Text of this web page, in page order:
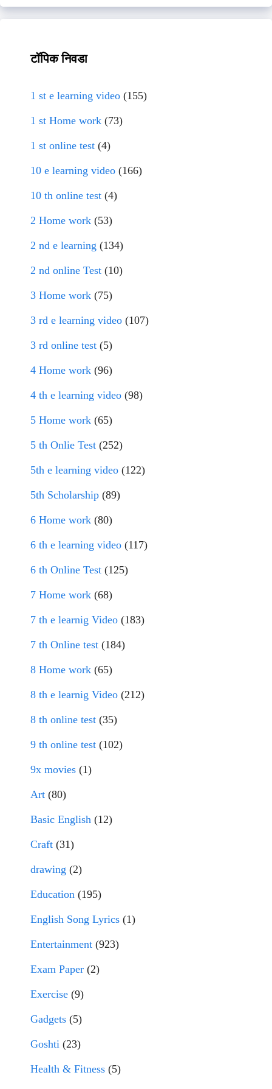
टॉपिक निवडा
1 st e learning video (155)
1 st Home work (73)
1 st online test (4)
10 e learning video (166)
10 th online test (4)
2 Home work (53)
2 nd e learning (134)
2 nd online Test (10)
3 Home work (75)
3 rd e learning video (107)
3 rd online test (5)
4 Home work (96)
4 th e learning video (98)
5 Home work (65)
5 th Onlie Test (252)
5th e learning video (122)
5th Scholarship (89)
6 Home work (80)
6 th e learning video (117)
6 th Online Test (125)
7 Home work (68)
7 th e learnig Video (183)
7 th Online test (184)
8 Home work (65)
8 th e learnig Video (212)
8 th online test (35)
9 th online test (102)
9x movies (1)
Art (80)
Basic English (12)
Craft (31)
drawing (2)
Education (195)
English Song Lyrics (1)
Entertainment (923)
Exam Paper (2)
Exercise (9)
Gadgets (5)
Goshti (23)
Health & Fitness (5)